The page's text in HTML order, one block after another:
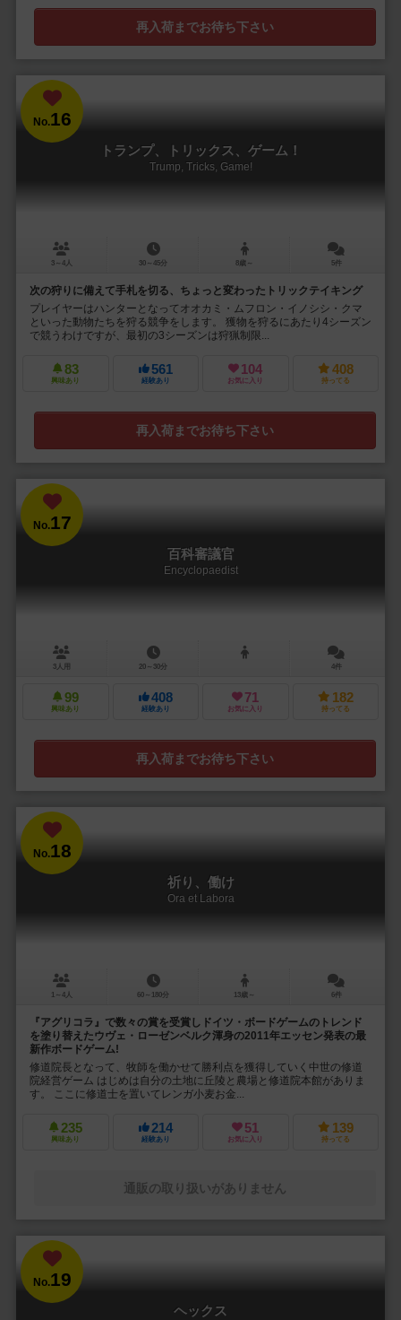
再入荷までお待ち下さい
No.16
トランプ、トリックス、ゲーム！
Trump, Tricks, Game!
3～4人 30～45分 8歳～ 5件
次の狩りに備えて手札を切る、ちょっと変わったトリックテイキング
プレイヤーはハンターとなってオオカミ・ムフロン・イノシシ・クマ
といった動物たちを狩る競争をします。 獲物を狩るにあたり4シーズン
で競うわけですが、最初の3シーズンは狩猟制限...
83
興味あり
561
経験あり
104
お気に入り
408
持ってる
再入荷までお待ち下さい
No.17
百科審議官
Encyclopaedist
3人用 20～30分 4件
99
興味あり
408
経験あり
71
お気に入り
182
持ってる
再入荷までお待ち下さい
No.18
祈り、働け
Ora et Labora
1～4人 60～180分 13歳～ 6件
『アグリコラ』で数々の賞を受賞しドイツ・ボードゲームのトレンド
を塗り替えたウヴェ・ローゼンベルク渾身の2011年エッセン発表の最
新作ボードゲーム!
修道院長となって、牧師を働かせて勝利点を獲得していく中世の修道
院経営ゲーム はじめは自分の土地に丘陵と農場と修道院本館がありま
す。 ここに修道士を置いてレンガ小麦お金...
235
興味あり
214
経験あり
51
お気に入り
139
持ってる
通販の取り扱いがありません
No.19
ヘックス